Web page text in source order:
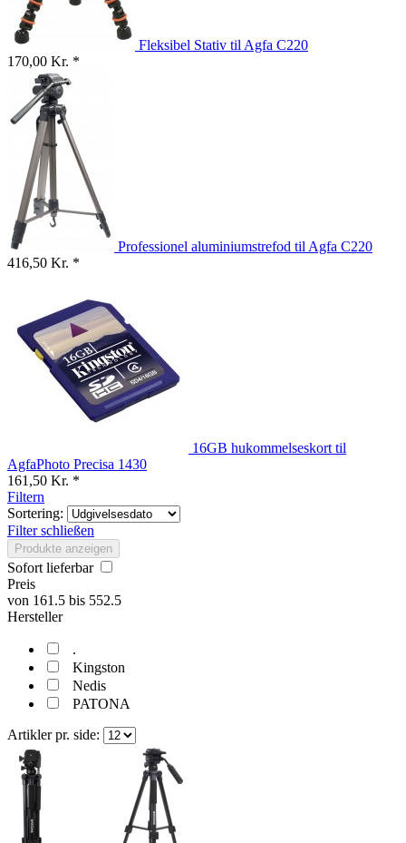
Fleksibel Stativ til Agfa C220
170,00 Kr. *
Professionel aluminiumstrefod til Agfa C220
416,50 Kr. *
16GB hukommelseskort til
AgfaPhoto Precisa 1430
161,50 Kr. *
Filtern
Sortering:
Filter schließen
Produkte anzeigen
Sofort lieferbar
Preis
von 161.5 bis 552.5
Hersteller
.
Kingston
Nedis
PATONA
Artikler pr. side: